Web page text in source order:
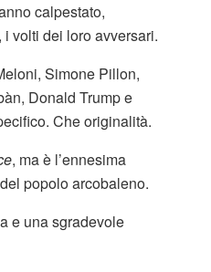
calpestato,
volti dei loro avversari.
Simone Pillon,
Donald Trump e
Che originalità.
, ma è l’ennesima
popolo arcobaleno.
e una sgradevole